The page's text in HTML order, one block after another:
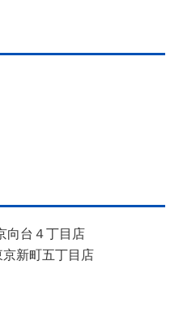
向台４丁目店
新町五丁目店